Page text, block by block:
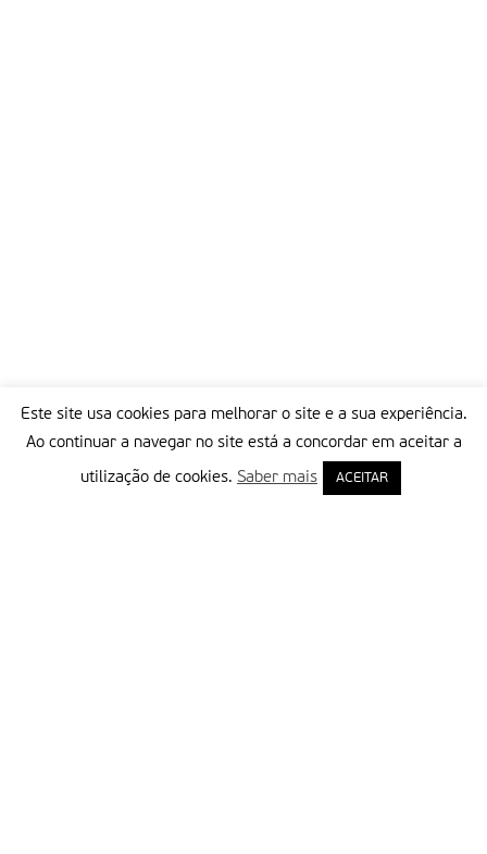
Este site usa cookies para melhorar o site e a sua experiência.
Ao continuar a navegar no site está a concordar em aceitar a
utilização de cookies. Saber mais ACEITAR